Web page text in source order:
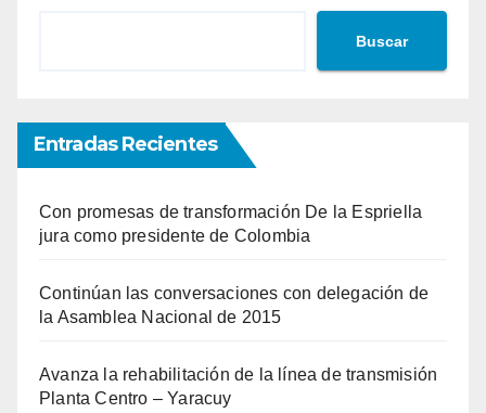
Buscar
Entradas Recientes
Con promesas de transformación De la Espriella
jura como presidente de Colombia
Continúan las conversaciones con delegación de
la Asamblea Nacional de 2015
Avanza la rehabilitación de la línea de transmisión
Planta Centro – Yaracuy